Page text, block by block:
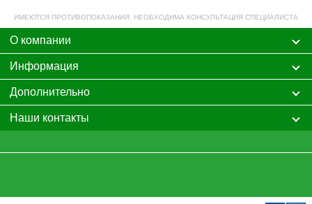
ИМЕЮТСЯ ПРОТИВОПОКАЗАНИЯ. НЕОБХОДИМА КОНСУЛЬТАЦИЯ СПЕЦИАЛИСТА
О компании
Информация
Дополнительно
Наши контакты